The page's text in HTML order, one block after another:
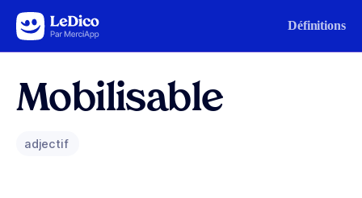
Aller au contenu Définitions
Mobilisable
adjectif